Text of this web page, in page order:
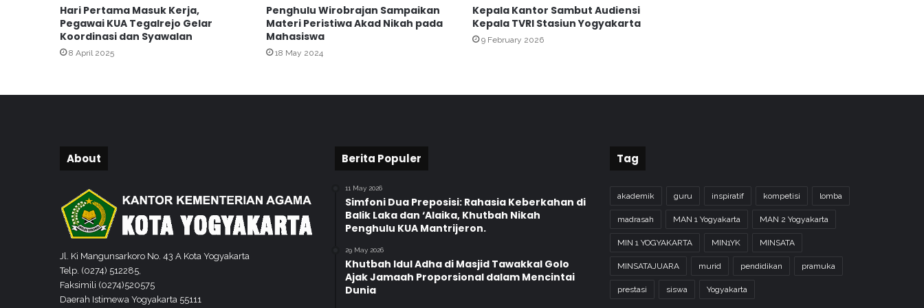
o
s
i
a
s
k
u
m
d
a
k
r
g
e
Hari Pertama Masuk Kerja,
Pegawai KUA Tegalrejo Gelar
Koordinasi dan Syawalan
8 April 2025
Penghulu Wirobrajan Sampaikan
Materi Peristiwa Akad Nikah pada
Mahasiswa
18 May 2024
Kepala Kantor Sambut Audiensi
Kepala TVRI Stasiun Yogyakarta
9 February 2026
About
Jl. Ki Mangunsarkoro No. 43 A Kota Yogyakarta
Telp. (0274) 512285,
Faksimili (0274)520575
Daerah Istimewa Yogyakarta 55111
Berita Populer
11 May 2026
Simfoni Dua Preposisi: Rahasia Keberkahan di
Balik Laka dan ‘Alaika, Khutbah Nikah
Penghulu KUA Mantrijeron.
29 May 2026
Khutbah Idul Adha di Masjid Tawakkal Golo
Ajak Jamaah Proporsional dalam Mencintai
Dunia
Tag
akademik guru inspiratif kompetisi lomba
madrasah MAN 1 Yogyakarta MAN 2 Yogyakarta
MIN 1 YOGYAKARTA MIN1YK MINSATA
MINSATAJUARA murid pendidikan pramuka
prestasi siswa Yogyakarta